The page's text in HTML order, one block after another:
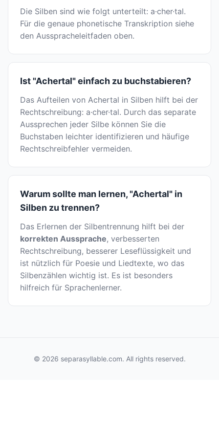
Die Silben sind wie folgt unterteilt: a·cher·tal.
Für die genaue phonetische Transkription siehe
den Ausspracheleitfaden oben.
Ist "Achertal" einfach zu buchstabieren?
Das Aufteilen von Achertal in Silben hilft bei der
Rechtschreibung: a·cher·tal. Durch das separate
Aussprechen jeder Silbe können Sie die
Buchstaben leichter identifizieren und häufige
Rechtschreibfehler vermeiden.
Warum sollte man lernen, "Achertal" in
Silben zu trennen?
Das Erlernen der Silbentrennung hilft bei der
korrekten Aussprache, verbesserten
Rechtschreibung, besserer Leseflüssigkeit und
ist nützlich für Poesie und Liedtexte, wo das
Silbenzählen wichtig ist. Es ist besonders
hilfreich für Sprachenlerner.
© 2026 separasyllable.com. All rights reserved.